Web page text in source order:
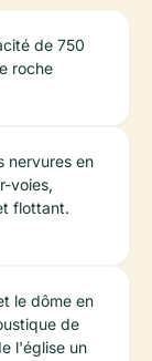
de 750
roche
nervures en
voies,
flottant.
le dôme en
de
l'église un